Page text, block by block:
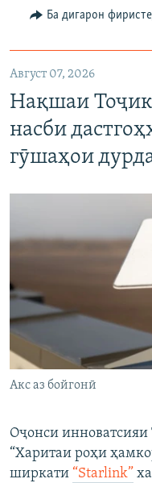
Ба дигарон
Август 07, 2026
Нақшаи
насби
гӯшаҳои
Акс аз бойгонӣ
Оҷонси инноватсияи
“Харитаи роҳи
ширкати “Starlink”